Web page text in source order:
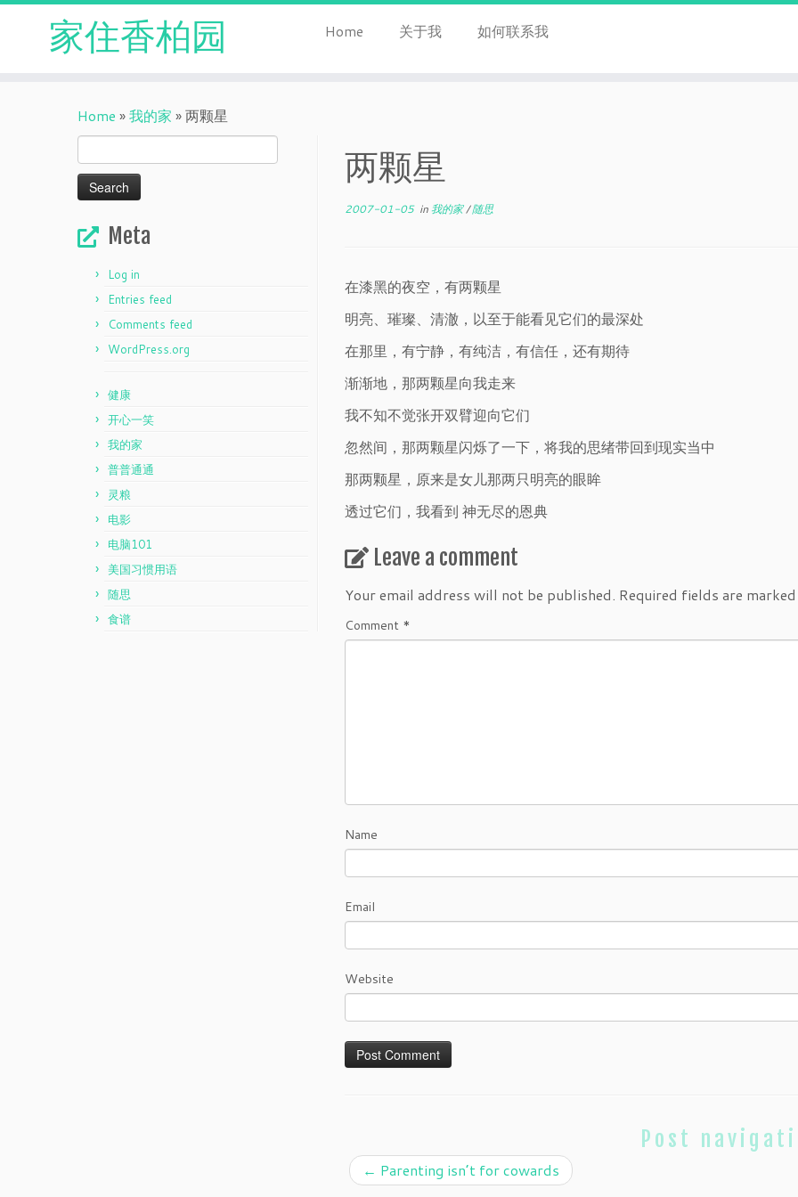
家住香柏园 Home 关于我 如何联系我
Home »我的家 »两颗星
for:
Meta
Log in
Entries feed
Comments feed
WordPress.org
健康
开心一笑
我的家
普普通通
灵粮
电影
电脑101
美国习惯用语
随思
食谱
两颗星
2007-01-05in 我的家/随思
在漆黑的夜空，有两颗星
明亮、璀璨、清澈，以至于能看见它们的最深处
在那里，有宁静，有纯洁，有信任，还有期待
渐渐地，那两颗星向我走来
我不知不觉张开双臂迎向它们
忽然间，那两颗星闪烁了一下，将我的思绪带回到现实当中
那两颗星，原来是女儿那两只明亮的眼眸
透过它们，我看到 神无尽的恩典
Leave a comment
Your email address will not be published. Required fields are
Comment *
Name
Email
Website
Post
← Parenting isn’t for cowards